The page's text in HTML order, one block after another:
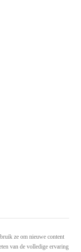
ze om nieuwe content
van de volledige ervaring